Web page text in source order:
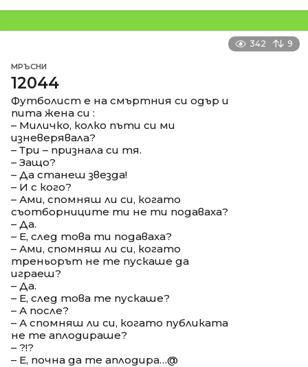
342 9
МРЪСНИ
12044
Футболист е на смъртния си одър и
пита жена си :
– Миличко, колко пъти си ми
изневерявала?
– Три – признала си тя.
– Защо?
– Да станеш звезда!
– И с кого?
– Ами, спомняш ли си, когато
съотборниците ти не ти подаваха?
– Да.
– Е, след това ти подаваха?
– Ами, спомняш ли си, когато
треньорът не те пускаше да
играеш?
– Да.
– Е, след това те пускаше?
– А после?
– А спомняш ли си, когато публиката
не те аплодираше?
– ?!?
– Е, почна да те аплодира…@